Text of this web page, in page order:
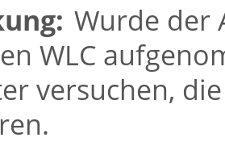
Wurde der
WLC
versuchen,